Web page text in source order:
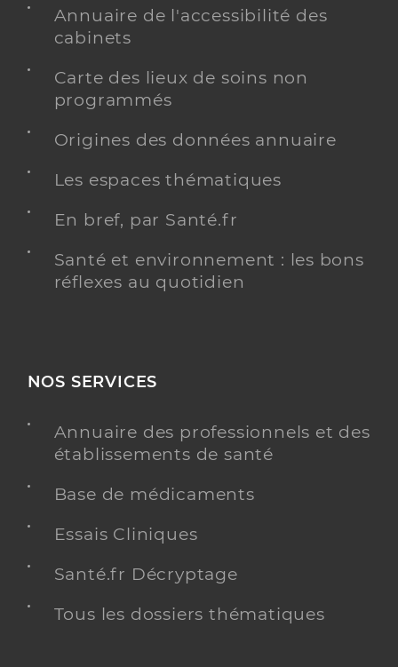
Annuaire de l'accessibilité des
cabinets
Carte des lieux de soins non
programmés
Origines des données annuaire
Les espaces thématiques
En bref, par Santé.fr
Santé et environnement : les bons
réflexes au quotidien
NOS SERVICES
Annuaire des professionnels et des
établissements de santé
Base de médicaments
Essais Cliniques
Santé.fr Décryptage
Tous les dossiers thématiques